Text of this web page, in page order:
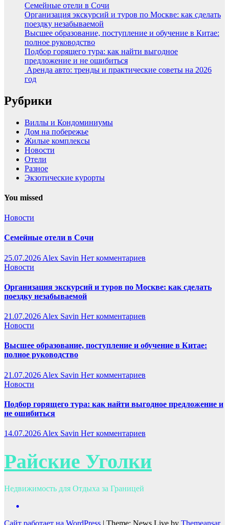
Семейные отели в Сочи
Организация экскурсий и туров по Москве: как сделать
поездку незабываемой
Высшее образование, поступление и обучение в Китае:
полное руководство
Подбор горящего тура: как найти выгодное
предложение и не ошибиться
Аренда авто: тренды и практические советы на 2026
год
Рубрики
Виллы и Кондоминиумы
Дом на побережье
Жилые комплексы
Новости
Отели
Разное
Экзотические курорты
You missed
Новости
Семейные отели в Сочи
25.07.2026 Alex Savin Нет комментариев
Новости
Организация экскурсий и туров по Москве: как сделать
поездку незабываемой
21.07.2026 Alex Savin Нет комментариев
Новости
Высшее образование, поступление и обучение в Китае:
полное руководство
21.07.2026 Alex Savin Нет комментариев
Новости
Подбор горящего тура: как найти выгодное предложение и
не ошибиться
14.07.2026 Alex Savin Нет комментариев
Райские Уголки
Недвижимость для Отдыха за Границей
Сайт работает на WordPress | Theme: News Live by Themeansar.